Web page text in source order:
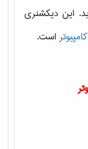
این دیکشنری
است.